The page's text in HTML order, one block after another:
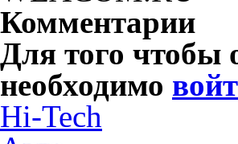
Комментарии
Для того чтобы
необходимо
Hi-Tech